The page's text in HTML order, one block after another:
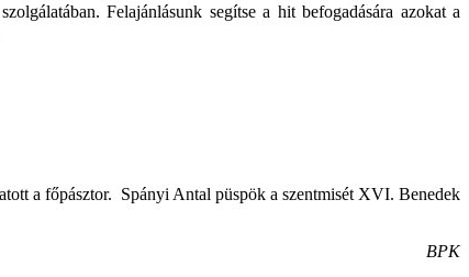
Felajánlásunk segítse a hit befogadására azokat a
a főpásztor. Spányi Antal püspök a szentmisét XVI. Benedek
BPK